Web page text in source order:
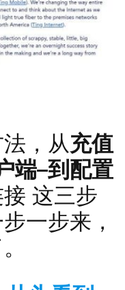
，从充值
端–到配置
这三步
一步来，